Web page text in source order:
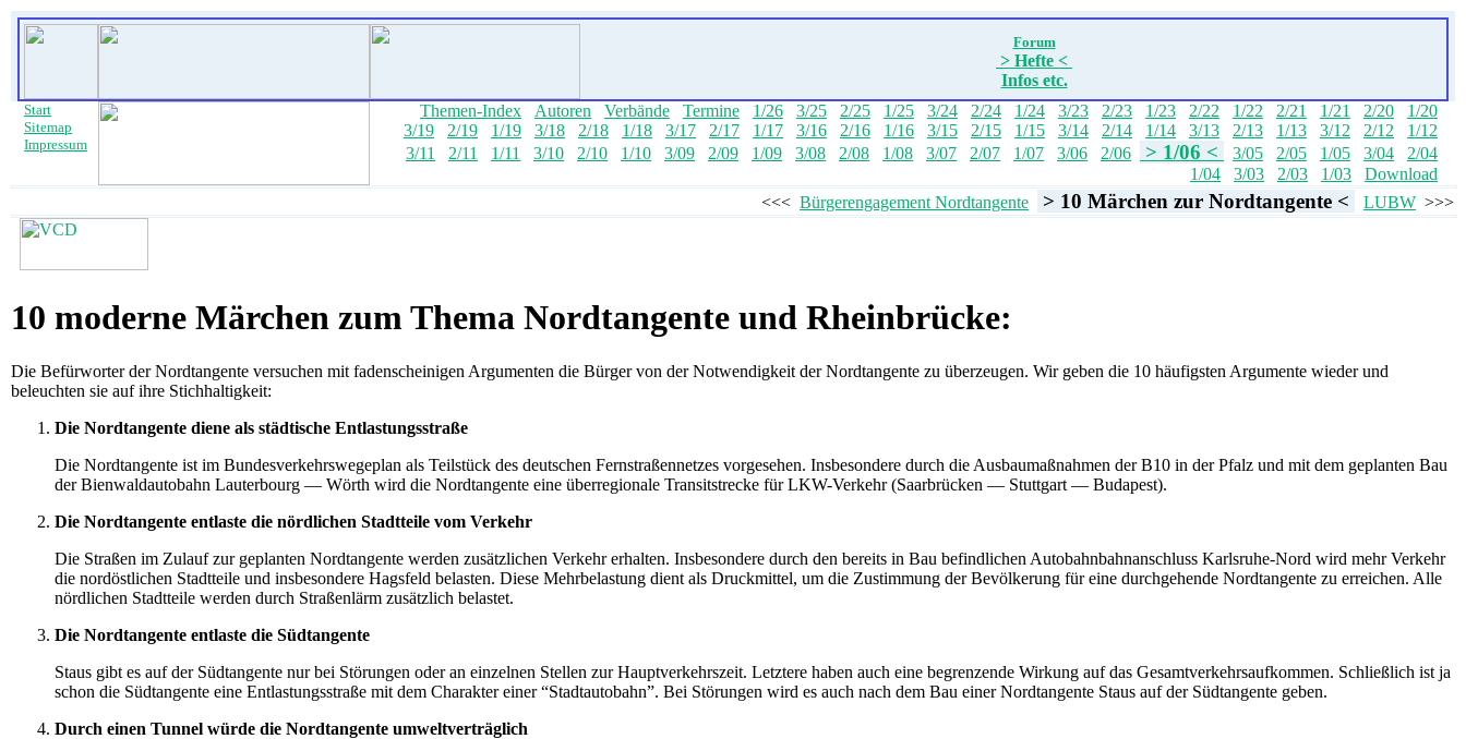
Forum
> Hefte <
Infos etc.
Start
Sitemap
Impressum
Themen-Index Autoren Verbände Termine 1/26 3/25 2/25 1/25 3/24 2/24 1/24 3/23 2/23 1/23 2/22 1/22 2/21 1/21 2/20
1/20
3/19
2/19 1/19 3/18 2/18 1/18 3/17 2/17 1/17 3/16 2/16 1/16 3/15 2/15 1/15 3/14 2/14 1/14 3/13 2/13 1/13 3/12 2/12
1/12
3/11
2/11 1/11 3/10 2/10 1/10 3/09 2/09 1/09 3/08 2/08 1/08 3/07 2/07 1/07 3/06 2/06 > 1/06 < 3/05 2/05 1/05 3/04
2/04
1/04
3/03 2/03 1/03
Download
<<< Bürgerengagement Nordtangente > 10 Märchen zur Nordtangente < LUBW >>>
10 moderne Märchen zum Thema Nordtangente und Rheinbrücke:
Die Befürworter der Nordtangente versuchen mit fadenscheinigen Argumenten die Bürger von der Notwendigkeit der Nordtangente zu überzeugen. Wir geben die 10 häufigsten Argumente wieder und
beleuchten sie auf ihre Stichhaltigkeit:
Die Nordtangente diene als städtische Entlastungsstraße
Die Nordtangente ist im Bundesverkehrswegeplan als Teilstück des deutschen Fernstraßennetzes vorgesehen. Insbesondere durch die Ausbaumaßnahmen der B10 in der Pfalz und mit dem geplanten Bau
der Bienwaldautobahn Lauterbourg — Wörth wird die Nordtangente eine überregionale Transitstrecke für LKW-Verkehr (Saarbrücken — Stuttgart — Budapest).
Die Nordtangente entlaste die nördlichen Stadtteile vom Verkehr
Die Straßen im Zulauf zur geplanten Nordtangente werden zusätzlichen Verkehr erhalten. Insbesondere durch den bereits in Bau befindlichen Autobahnbahnanschluss Karlsruhe-Nord wird mehr Verkehr
die nordöstlichen Stadtteile und insbesondere Hagsfeld belasten. Diese Mehrbelastung dient als Druckmittel, um die Zustimmung der Bevölkerung für eine durchgehende Nordtangente zu erreichen. Alle
nördlichen Stadtteile werden durch Straßenlärm zusätzlich belastet.
Die Nordtangente entlaste die Südtangente
Staus gibt es auf der Südtangente nur bei Störungen oder an einzelnen Stellen zur Hauptverkehrszeit. Letztere haben auch eine begrenzende Wirkung auf das Gesamtverkehrsaufkommen. Schließlich ist ja
schon die Südtangente eine Entlastungsstraße mit dem Charakter einer “Stadtautobahn”. Bei Störungen wird es auch nach dem Bau einer Nordtangente Staus auf der Südtangente geben.
Durch einen Tunnel würde die Nordtangente umweltverträglich